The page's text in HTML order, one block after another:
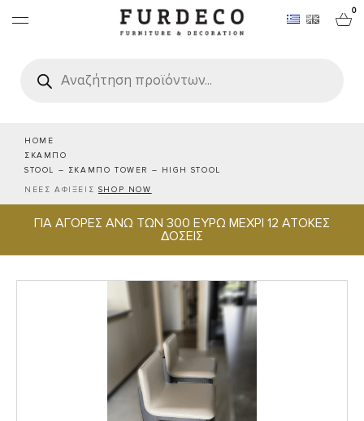
0
search
HOME
ΣΚΑΜΠΟ
STOOL – ΣΚΑΜΠΟ TOWER – HIGH STOOL
ΝΕΕΣ ΑΦΙΞΕΙΣ SHOP NOW
ΓΙΑ ΑΓΟΡΕΣ ΑΝΩ ΤΩΝ 300 ΕΥΡΩ ΜΕΧΡΙ 12 ΑΤΟΚΕΣ
ΔΟΣΕΙΣ
ΕΠΙΠΛΑ
ΧΑΛΙΑ
ΕΙΔΗ ΣΕΡΒΙΡΙΣΜΑΤΟΣ & ΦΙΛΟΞΕΝΙΑΣ